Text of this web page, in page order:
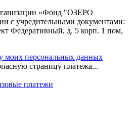
«Фонд "ОЗЕРО
с учредительными документами:
Федеративный, д. 5 корп. 1 пом,
моих персональных данных
страницу платежа...
платежи